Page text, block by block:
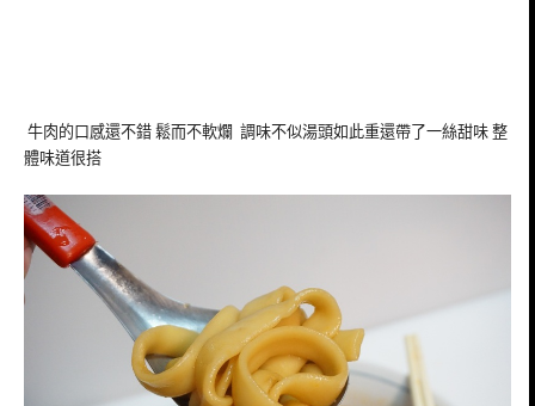
牛肉的口感還不錯 鬆而不軟爛 調味不似湯頭如此重還帶了一絲甜味 整
體味道很搭